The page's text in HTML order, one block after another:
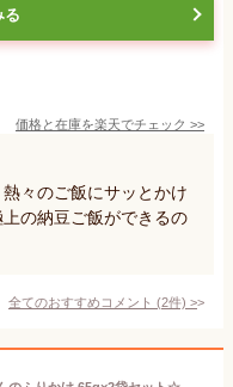
る
価格と在庫を楽天でチェック >>
々のご飯にサッとかけ
の納豆ご飯ができるの
全てのおすすめコメント (2件) >